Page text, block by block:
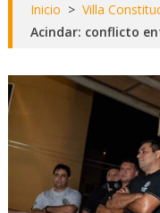
Inicio > Villa
Acindar: conflicto